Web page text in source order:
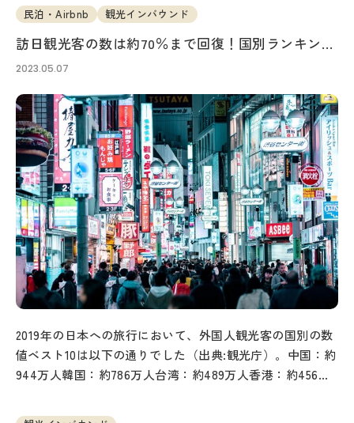
民泊・Airbnb 観光インバウンド
訪日観光客の数は約70％まで回復！国別ランキング
をチェック
2023.05.07
2019年の日本への旅行において、外国人観光客の国別の数
値ベスト10は以下の通りでした（出典:観光庁）。中国：約
944万人韓国：約786万人台湾：約489万人香港：約456万